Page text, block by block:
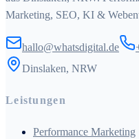
Marketing, SEO, KI &
hallo@whatsdigital.de
Dinslaken, NRW
Leistungen
Performance Marketing